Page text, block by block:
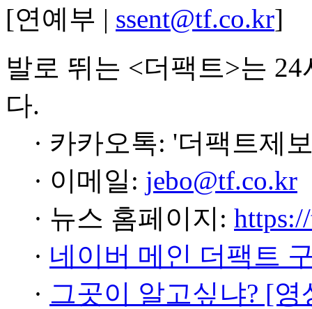
[연예부 | ssent@tf.co.kr]
발로 뛰는 <더팩트>는
다.
· 카카오톡: '더팩트제
· 이메일: jebo@tf.co.kr
· 뉴스 홈페이지:
· 네이버 메인 더팩트
· 그곳이 알고싶냐? [